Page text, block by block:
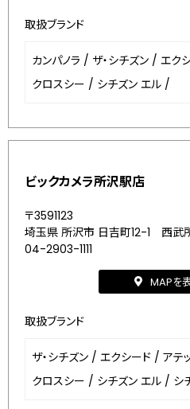
取扱ブランド
カンパノラ / ザ・シチズン / エク
クロスシー / シチズン エル /
ビックカメラ所沢駅店
〒3591123
埼玉県 所沢市 日吉町12-1 西武
04-2903-1111
MAPを
取扱ブランド
ザ・シチズン / エクシード / アテ
クロスシー / シチズン エル / シ